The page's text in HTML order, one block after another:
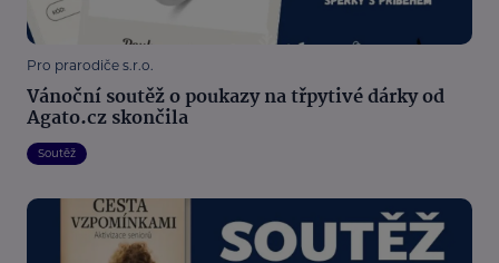
Pro prarodiče s.r.o.
Vánoční soutěž o poukazy na třpytivé dárky od
Agato.cz skončila
Soutěž